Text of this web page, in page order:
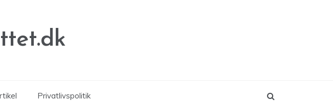
Privatlivspolitik